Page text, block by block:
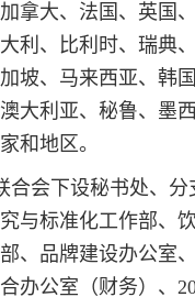
拿大、法国、英国
利、比利时、瑞典、
坡、马来西亚、韩
大利亚、秘鲁、墨
和地区。
合会下设秘书处、分
与标准化工作部、
、品牌建设办公室、
办公室（财务）、